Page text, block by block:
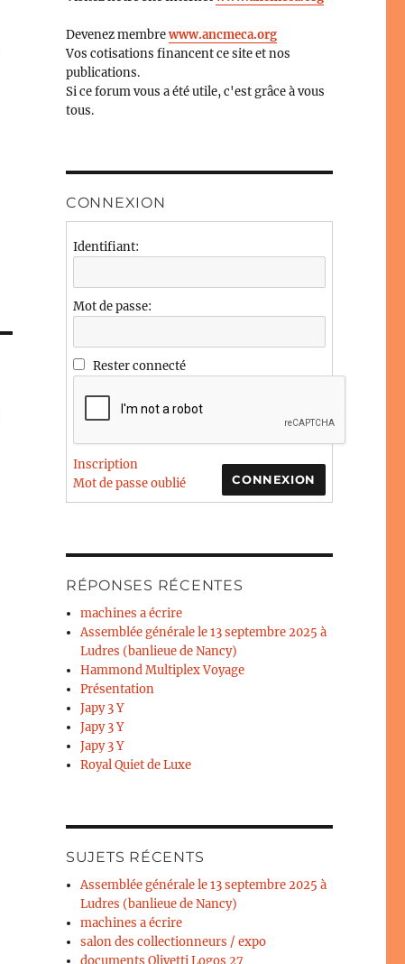
Devenez membrewww.ancmeca.org
Vos cotisations financent ce site et nos
publications.
Si ce forum vous a été utile, c'est grâce à vous
tous.
CONNEXION
Identifiant:
Mot de passe:
Rester connecté
CONNEXION
Inscription
Mot de passe oublié
RÉPONSES RÉCENTES
machines a écrire
Assemblée générale le 13 septembre 2025 à
Ludres (banlieue de Nancy)
Hammond Multiplex Voyage
Présentation
Japy 3 Y
Japy 3 Y
Japy 3 Y
Royal Quiet de Luxe
SUJETS RÉCENTS
Assemblée générale le 13 septembre 2025 à
Ludres (banlieue de Nancy)
machines a écrire
salon des collectionneurs / expo
documents Olivetti Logos 27